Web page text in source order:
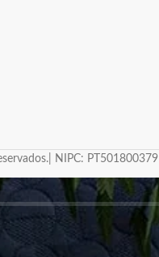
NIPC: PT501800379